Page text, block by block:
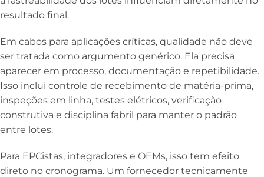
resultado final.
Em cabos para aplicações críticas, qualidade não deve
ser tratada como argumento genérico. Ela precisa
aparecer em processo, documentação e repetibilidade.
Isso inclui controle de recebimento de matéria-prima,
inspeções em linha, testes elétricos, verificação
construtiva e disciplina fabril para manter o padrão
entre lotes.
Para EPCistas, integradores e OEMs, isso tem efeito
direto no cronograma. Um fornecedor tecnicamente